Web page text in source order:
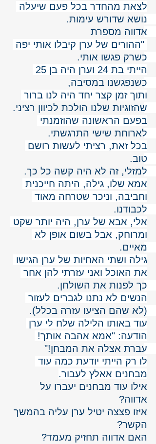
לצאת מהחדר בכל פעם שיעלה
נושא שדורש עימות.
אדווה מספרת
"ההורים של ערן קיבלו אותי יפה
כשרק פגשו אותי.
כשנפגשנו במסיבה,
ותוך זמן קצר יחד היה לנו ברור
שהזוגיות שלנו הולכת לכיוון רציני.
בפעם הראשונה שהוזמנתי
לארוחת שישי התרגשתי.
בכל זאת, רציתי לעשות רושם
טוב.
למזלי, זה לא היה קשה כל כך.
אמא שלו, גילה, היתה חייכנית
וחביבה, וניכר שטרחה מאוד
לכבודנו.
אלי, אבא של ערן, היה יותר שקט
ומרוחק, אבל בשום אופן לא
מאיים.
גילה ושתי האחיות של ערן הגישו
את האוכל ואני עזרתי להן אחר
כך לפנות את השולחן.
הנשים לא נתנו לגברים לעזור
(לא שהם הציעו עזרה בכלל).
עוד באותו הלילה שלח לי ערן
הודעה: "אמא אהבה אותך!
עברת אצלה את המבחן!"
לו רק הייתי יודעת כמה עוד
מבחנים אאלץ לעבור.
אילו עוד מבחנים יעברו על
אדווה?
איזו פצצה יטיל ערן עליה בהמשך
הקשר?
האם אדווה תחזיק מעמד?